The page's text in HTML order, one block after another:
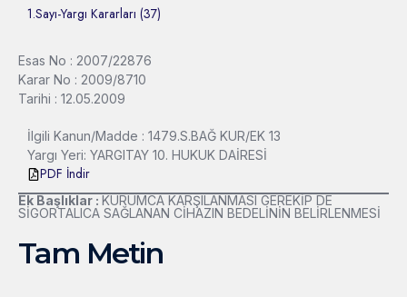
1.Sayı-Yargı Kararları (37)
Esas No : 2007/22876
Karar No : 2009/8710
Tarihi : 12.05.2009
İlgili Kanun/Madde : 1479.S.BAĞ KUR/EK 13
Yargı Yeri: YARGITAY 10. HUKUK DAİRESİ
PDF İndir
Ek Başlıklar : KURUMCA KARŞILANMASI GEREKİP DE
SİGORTALICA SAĞLANAN CİHAZIN BEDELİNİN BELİRLENMESİ
Tam Metin